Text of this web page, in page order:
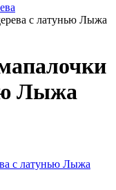
с латунью Лыжа
Лыжа